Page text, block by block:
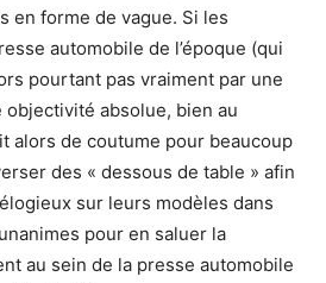
en forme de vague. Si les
automobile de l’époque (qui
pourtant pas vraiment par une
objectivité absolue, bien au
alors de coutume pour beaucoup
des « dessous de table » afin
sur leurs modèles dans
pour en saluer la
au sein de la presse automobile